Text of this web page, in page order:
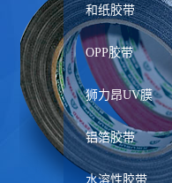
和纸胶带
OPP胶带
狮力昂UV膜
铝箔胶带
水溶性胶带